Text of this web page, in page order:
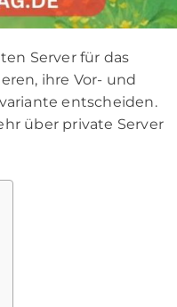
Server für das
ihre Vor- und
entscheiden.
über private Server